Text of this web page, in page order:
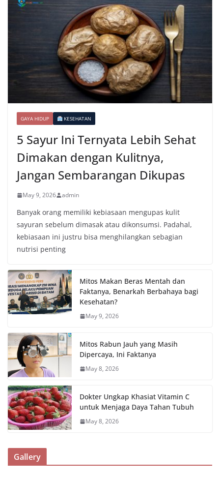
GAYA HIDUP KESEHATAN
5 Sayur Ini Ternyata Lebih Sehat
Dimakan dengan Kulitnya,
Jangan Sembarangan Dikupas
May 9, 2026 admin
Banyak orang memiliki kebiasaan mengupas kulit
sayuran sebelum dimasak atau dikonsumsi. Padahal,
kebiasaan ini justru bisa menghilangkan sebagian
nutrisi penting
Mitos Makan Beras Mentah dan
Faktanya, Benarkah Berbahaya bagi
Kesehatan?
May 9, 2026
Mitos Rabun Jauh yang Masih
Dipercaya, Ini Faktanya
May 8, 2026
Dokter Ungkap Khasiat Vitamin C
untuk Menjaga Daya Tahan Tubuh
May 8, 2026
Gallery